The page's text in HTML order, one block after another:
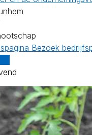
Bezoek